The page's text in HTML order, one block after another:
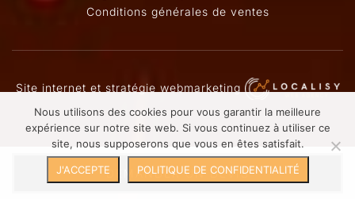
DEMANDER UN DEVIS
Conditions générales de ventes
Site internet et stratégie webmarketing
Nous utilisons des cookies pour vous garantir la meilleure
expérience sur notre site web. Si vous continuez à utiliser ce
site, nous supposerons que vous en êtes satisfait.
J'ACCEPTE POLITIQUE DE CONFIDENTIALITÉ